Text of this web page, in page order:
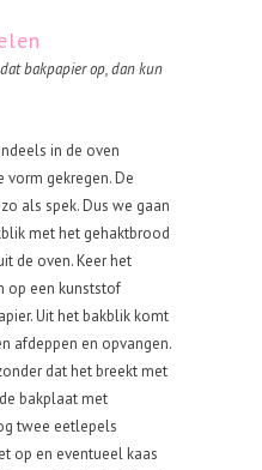
bakpapier op, dan kun
in de oven
vorm gekregen. De
als spek. Dus we gaan
met het gehaktbrood
de oven. Keer het
op een kunststof
Uit het bakblik komt
afdeppen en opvangen.
dat het breekt met
bakplaat met
twee eetlepels
op en eventueel kaas